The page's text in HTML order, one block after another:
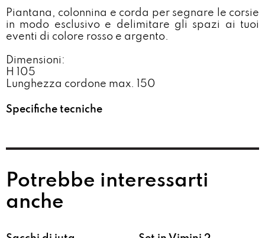
Piantana, colonnina e corda per segnare le corsie
in modo esclusivo e delimitare gli spazi ai tuoi
eventi di colore rosso e argento.
Dimensioni:
H 105
Lunghezza cordone max. 150
Specifiche tecniche
Potrebbe interessarti
anche